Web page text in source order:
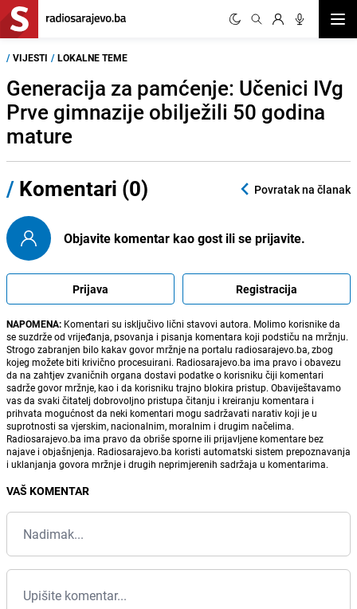
/ VIJESTI / LOKALNE TEME
Generacija za pamćenje: Učenici IVg
Prve gimnazije obilježili 50 godina
mature
/ Komentari (0) Povratak na članak
Objavite komentar kao gost ili se prijavite.
Prijava Registracija
NAPOMENA: Komentari su isključivo lični stavovi autora. Molimo korisnike da
se suzdrže od vrijeđanja, psovanja i pisanja komentara koji podstiču na mržnju.
Strogo zabranjen bilo kakav govor mržnje na portalu radiosarajevo.ba, zbog
kojeg možete biti krivično procesuirani. Radiosarajevo.ba ima pravo i obavezu
da na zahtjev zvaničnih organa dostavi podatke o korisniku čiji komentari
sadrže govor mržnje, kao i da korisniku trajno blokira pristup. Obaviještavamo
vas da svaki čitatelj dobrovoljno pristupa čitanju i kreiranju komentara i
prihvata mogućnost da neki komentari mogu sadržavati narativ koji je u
suprotnosti sa vjerskim, nacionalnim, moralnim i drugim načelima.
Radiosarajevo.ba ima pravo da obriše sporne ili prijavljene komentare bez
najave i objašnjenja. Radiosarajevo.ba koristi automatski sistem prepoznavanja
i uklanjanja govora mržnje i drugih neprimjerenih sadržaja u komentarima.
VAŠ KOMENTAR